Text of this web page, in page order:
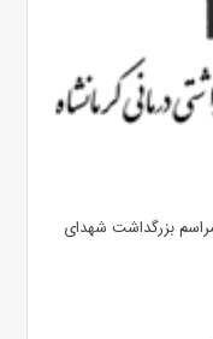
بزرگداشت شهدای